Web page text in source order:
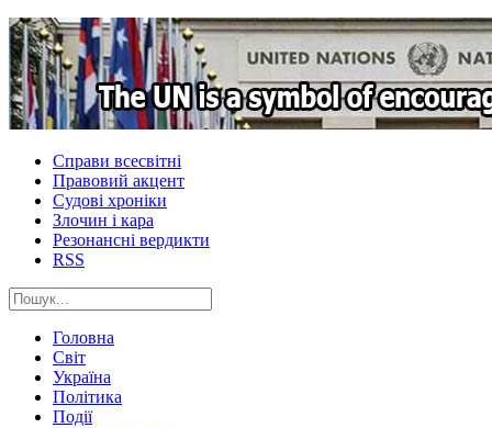
Справи всесвітні
Правовий акцент
Судові хроніки
Злочин і кара
Резонансні вердикти
RSS
Головна
Світ
Україна
Політика
Події